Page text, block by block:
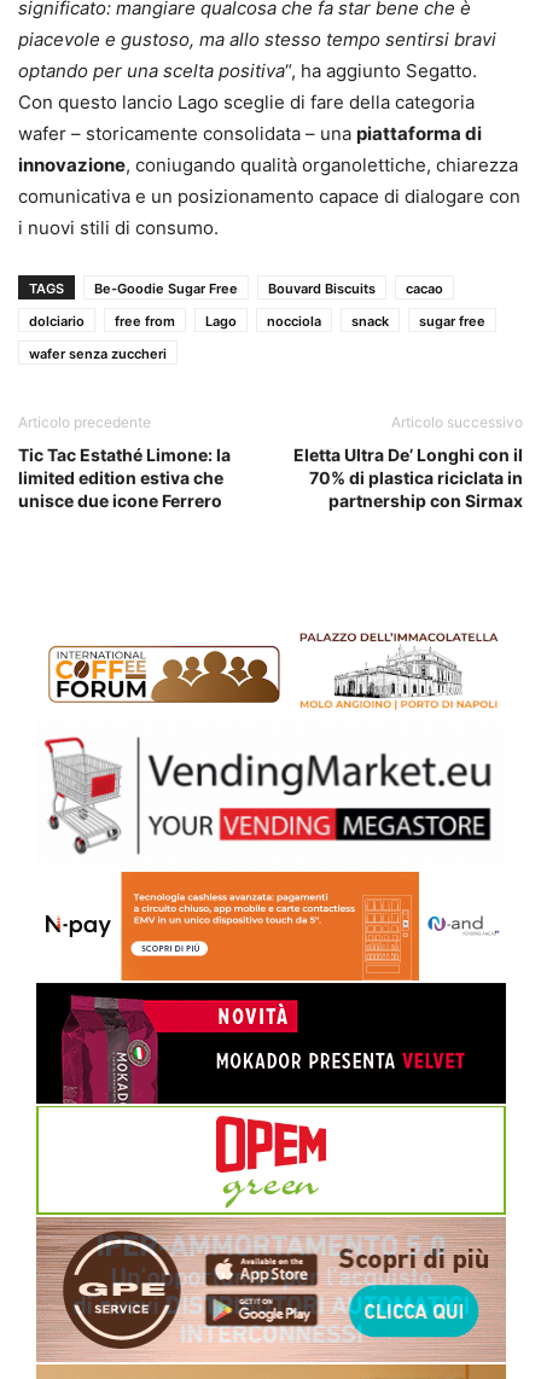
significato: mangiare qualcosa che fa star bene che è
piacevole e gustoso, ma allo stesso tempo sentirsi bravi
optando per una scelta positiva“, ha aggiunto Segatto.
Con questo lancio Lago sceglie di fare della categoria
wafer – storicamente consolidata – una piattaforma di
innovazione, coniugando qualità organolettiche, chiarezza
comunicativa e un posizionamento capace di dialogare con
i nuovi stili di consumo.
TAGS Be-Goodie Sugar Free Bouvard Biscuits
cacao
dolciario
free from Lago nocciola snack
sugar free
wafer senza zuccheri
Articolo precedente
Tic Tac Estathé Limone: la
limited edition estiva che
unisce due icone Ferrero
Articolo successivo
Eletta Ultra De’ Longhi con il
70% di plastica riciclata in
partnership con Sirmax